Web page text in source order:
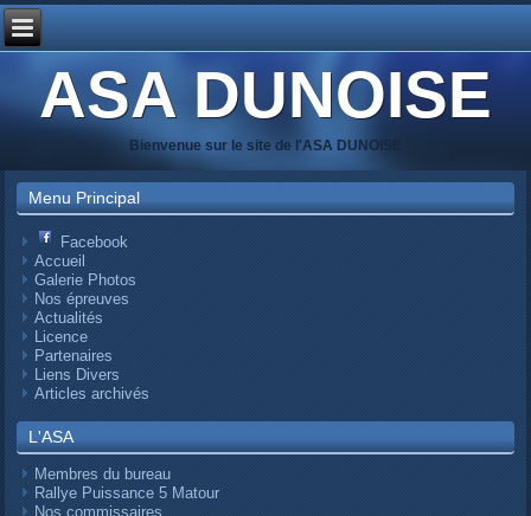
ASA DUNOISE
Bienvenue sur le site de l'ASA DUNOISE
Menu Principal
Facebook
Accueil
Galerie Photos
Nos épreuves
Actualités
Licence
Partenaires
Liens Divers
Articles archivés
L'ASA
Membres du bureau
Rallye Puissance 5 Matour
Nos commissaires